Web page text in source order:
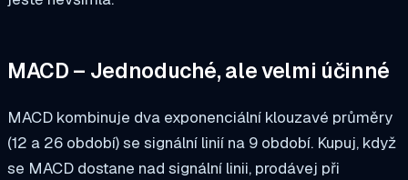
MACD – Jednoduché, ale velmi účinné
MACD kombinuje dva exponenciální klouzavé průměry
(12 a 26 období) se signální linií na 9 období. Kupuj, když
se MACD dostane nad signální linii, prodávej při